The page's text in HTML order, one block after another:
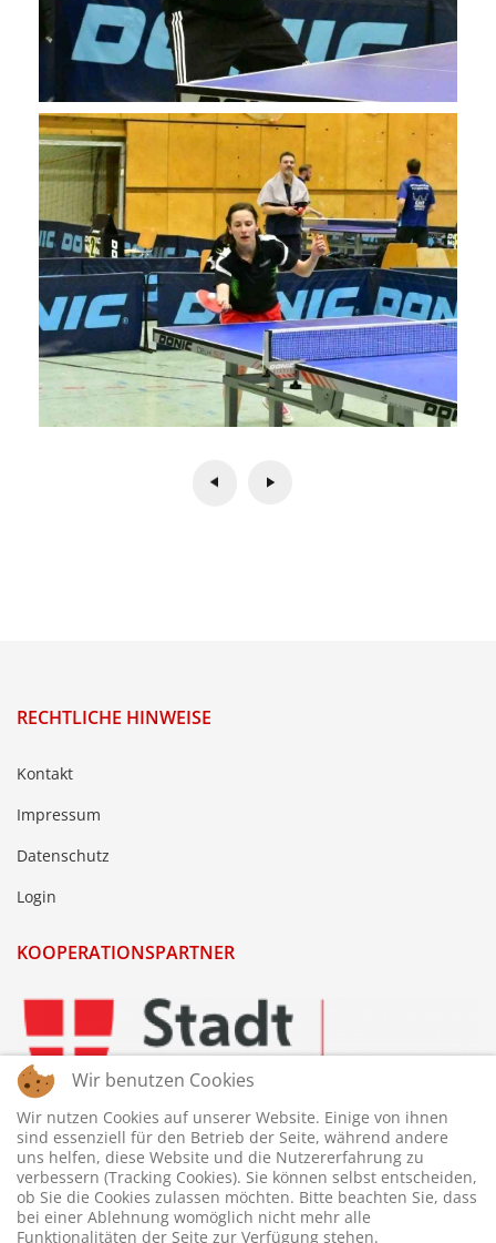
RECHTLICHE HINWEISE
Kontakt
Impressum
Datenschutz
Login
KOOPERATIONSPARTNER
Wir benutzen Cookies
Wir nutzen Cookies auf unserer Website. Einige von ihnen
sind essenziell für den Betrieb der Seite, während andere
uns helfen, diese Website und die Nutzererfahrung zu
verbessern (Tracking Cookies). Sie können selbst entscheiden,
ob Sie die Cookies zulassen möchten. Bitte beachten Sie, dass
bei einer Ablehnung womöglich nicht mehr alle
Funktionalitäten der Seite zur Verfügung stehen.